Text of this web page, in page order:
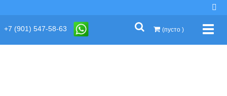
+7 (901) 547-58-63 (пусто )